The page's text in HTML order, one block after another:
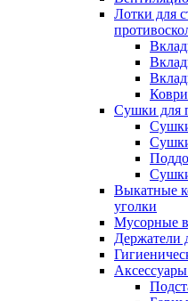
Лотки для
Сушки для
Выкатные
уголки
Мусорные
Держатели